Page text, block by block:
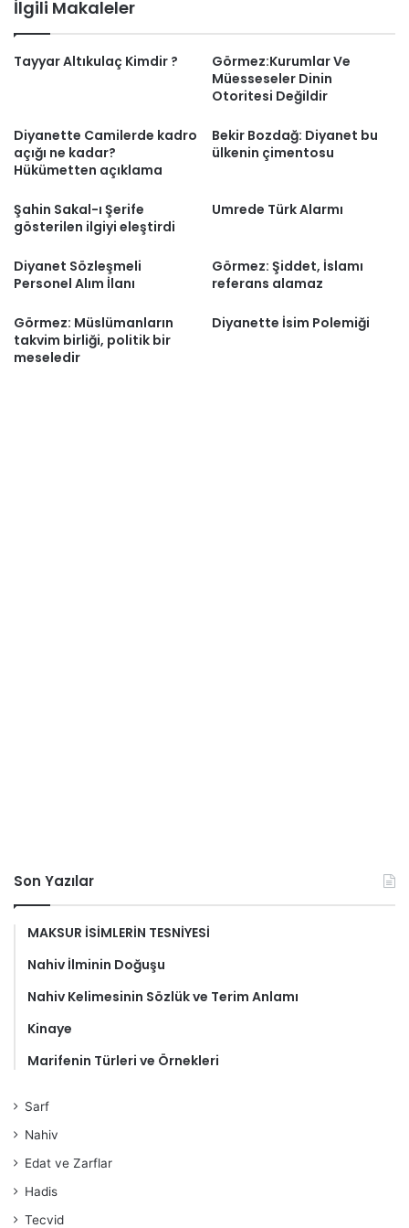
İlgili Makaleler
Tayyar Altıkulaç Kimdir ?
Görmez:Kurumlar Ve
Müesseseler Dinin
Otoritesi Değildir
Diyanette Camilerde kadro
açığı ne kadar?
Hükümetten açıklama
Bekir Bozdağ: Diyanet bu
ülkenin çimentosu
Şahin Sakal-ı Şerife
gösterilen ilgiyi eleştirdi
Umrede Türk Alarmı
Diyanet Sözleşmeli
Personel Alım İlanı
Görmez: Şiddet, İslamı
referans alamaz
Görmez: Müslümanların
takvim birliği, politik bir
meseledir
Diyanette İsim Polemiği
Son Yazılar
MAKSUR İSİMLERİN TESNİYESİ
Nahiv İlminin Doğuşu
Nahiv Kelimesinin Sözlük ve Terim Anlamı
Kinaye
Marifenin Türleri ve Örnekleri
Sarf
Nahiv
Edat ve Zarflar
Hadis
Tecvid